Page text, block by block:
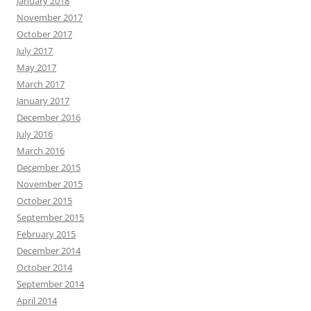
November 2017
October 2017
July 2017
May 2017
March 2017
January 2017
December 2016
July 2016
March 2016
December 2015
November 2015
October 2015
September 2015
February 2015
December 2014
October 2014
September 2014
April 2014